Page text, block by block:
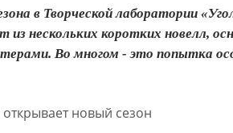
в Творческой лаборатории
из нескольких коротких новелл,
Во многом - это попытка